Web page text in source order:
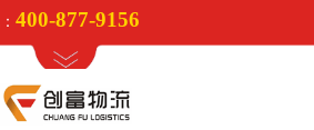
400-877-9156